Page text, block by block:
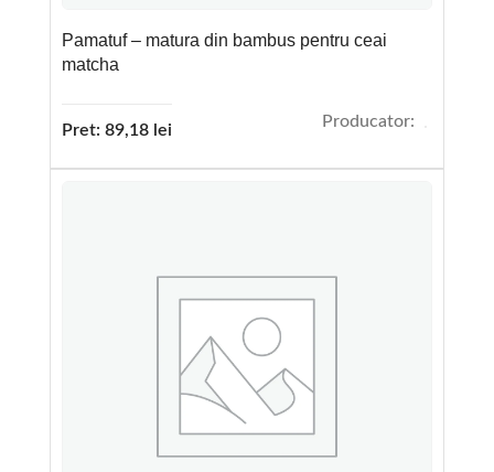
Pamatuf – matura din bambus pentru ceai
matcha
Pret: 89,18 lei Producator: